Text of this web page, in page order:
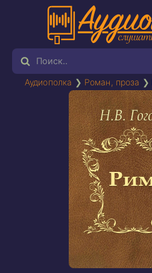
Аудиополка ❯ Роман, проза ❯